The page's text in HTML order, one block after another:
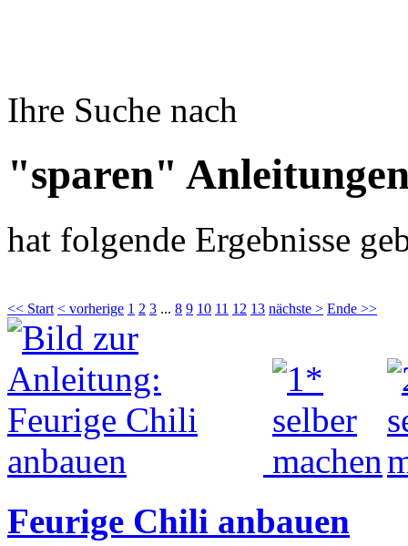
Ihre Suche nach
"sparen"
hat folgende Ergebnisse
<< Start < vorherige 1 2 3 ... 8 9 10 11 12 13 nächste > Ende >>
Feurige Chili anbauen